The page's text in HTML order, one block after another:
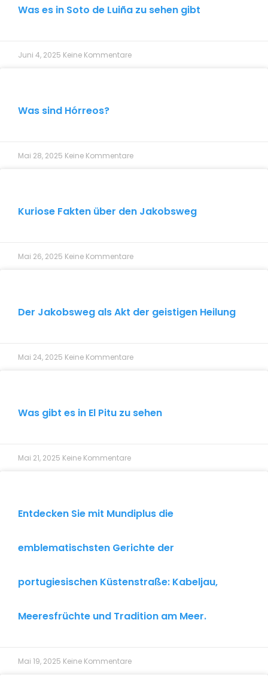
Was es in Soto de Luiña zu sehen gibt
Juni 4, 2025 Keine Kommentare
Was sind Hórreos?
Mai 28, 2025 Keine Kommentare
Kuriose Fakten über den Jakobsweg
Mai 26, 2025 Keine Kommentare
Der Jakobsweg als Akt der geistigen Heilung
Mai 24, 2025 Keine Kommentare
Was gibt es in El Pitu zu sehen
Mai 21, 2025 Keine Kommentare
Entdecken Sie mit Mundiplus die
emblematischsten Gerichte der
portugiesischen Küstenstraße: Kabeljau,
Meeresfrüchte und Tradition am Meer.
Mai 19, 2025 Keine Kommentare